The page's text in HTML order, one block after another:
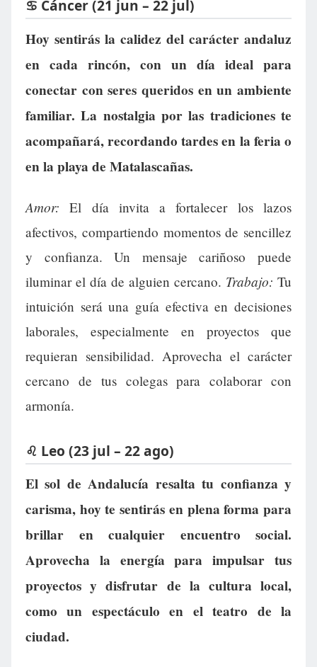
♋ Cáncer (21 jun – 22 jul)
Hoy sentirás la calidez del carácter andaluz
en cada rincón, con un día ideal para
conectar con seres queridos en un ambiente
familiar. La nostalgia por las tradiciones te
acompañará, recordando tardes en la feria o
en la playa de Matalascañas.
Amor: El día invita a fortalecer los lazos
afectivos, compartiendo momentos de sencillez
y confianza. Un mensaje cariñoso puede
iluminar el día de alguien cercano. Trabajo: Tu
intuición será una guía efectiva en decisiones
laborales, especialmente en proyectos que
requieran sensibilidad. Aprovecha el carácter
cercano de tus colegas para colaborar con
armonía.
♌ Leo (23 jul – 22 ago)
El sol de Andalucía resalta tu confianza y
carisma, hoy te sentirás en plena forma para
brillar en cualquier encuentro social.
Aprovecha la energía para impulsar tus
proyectos y disfrutar de la cultura local,
como un espectáculo en el teatro de la
ciudad.